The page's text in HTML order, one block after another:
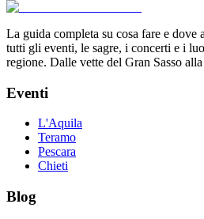
La guida completa su cosa fare e dove
tutti gli eventi, le sagre, i concerti e i
regione. Dalle vette del Gran Sasso
Eventi
L'Aquila
Teramo
Pescara
Chieti
Blog